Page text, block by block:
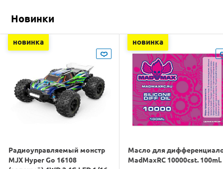
Новинки
новинка
Радиоуправляемый монстр
MJX Hyper Go 16108
новинка
Масло для
MadMaxRC 10000cst. 100ml.